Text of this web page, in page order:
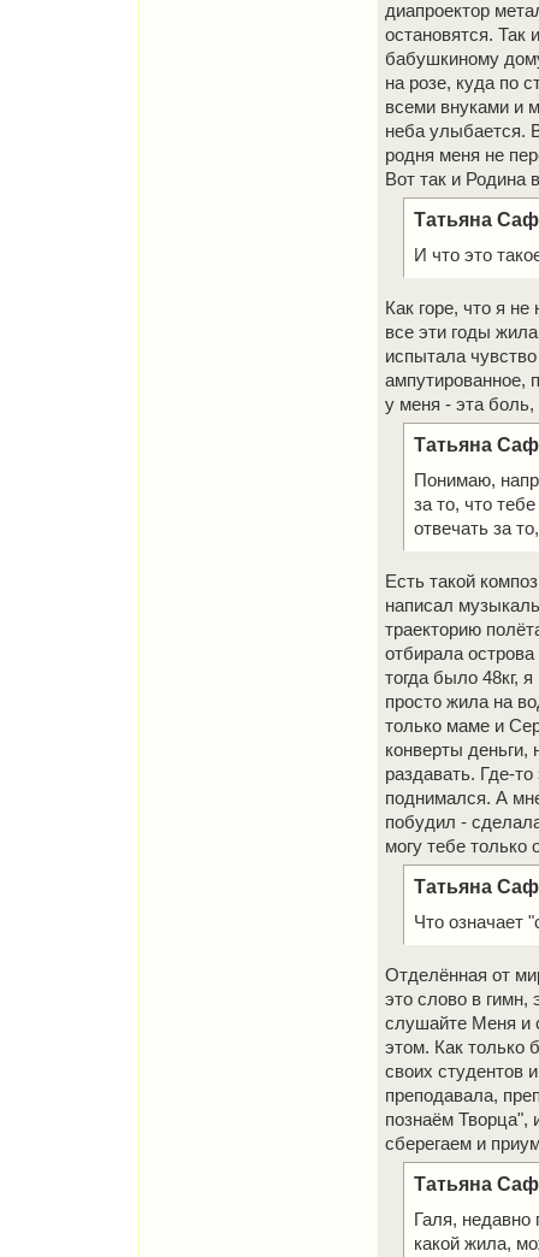
диапроектор
остановятся.
бабушкиному
на розе, куда по
всеми внуками и
неба улыбается.
родня меня не
Вот так и Родина
Татьяна
И что это
Как горе, что я
все эти годы
испытала
ампутированное,
у меня - эта боль,
Татьяна
Понимаю,
за то, что
отвечать за
Есть такой
написал
траекторию
отбирала
тогда было 48кг,
просто жила на
только маме и
конверты
раздавать. Где-
поднимался. А
побудил -
могу тебе только
Татьяна
Что означает
Отделённая от
это слово в гимн,
слушайте Меня и
этом. Как только
своих студентов
преподавала,
познаём Творца",
сберегаем и
Татьяна
Галя, недавно
какой жила,